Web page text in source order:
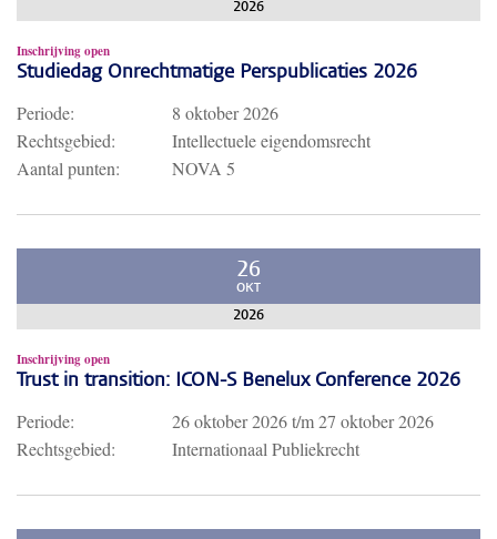
2026
Inschrijving open
Studiedag Onrechtmatige Perspublicaties 2026
Periode:
8 oktober 2026
Rechtsgebied:
Intellectuele eigendomsrecht
Aantal punten:
NOVA 5
26
OKT
2026
Inschrijving open
Trust in transition: ICON-S Benelux Conference 2026
Periode: 26 oktober 2026t/m27 oktober 2026
Rechtsgebied:
Internationaal Publiekrecht